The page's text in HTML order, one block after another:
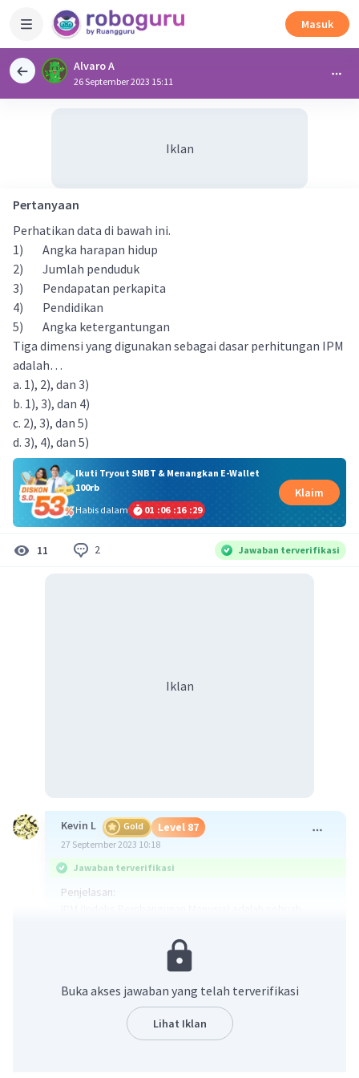
Masuk
Alvaro A
26 September 2023 15:11
Iklan
Pertanyaan
Perhatikan data di bawah ini.
1) Angka harapan hidup
2) Jumlah penduduk
3) Pendapatan perkapita
4) Pendidikan
5) Angka ketergantungan
Tiga dimensi yang digunakan sebagai dasar perhitungan IPM
adalah…
a. 1), 2), dan 3)
b. 1), 3), dan 4)
c. 2), 3), dan 5)
d. 3), 4), dan 5)
Ikuti Tryout SNBT & Menangkan E-Wallet
100rb
Habis dalam
01 :06 :16 :28
Klaim
11 2 Jawaban terverifikasi
Iklan
Kevin L Gold Level 87
27 September 2023 10:18
Jawaban terverifikasi
Penjelasan:
pembangunan suatu negara. Indeks ini didasarkan pada
tiga dimensi utama, yaitu angka harapan hidup,
pendapatan perkapita, dan pendidikan.
1) Angka harapan hidup: Dimensi ini mengukur rata-rata
umur yang diharapkan dari penduduk suatu negara.
Semakin tinggi angka harapan hidup, semakin baik
Buka akses jawaban yang telah terverifikasi
Lihat Iklan